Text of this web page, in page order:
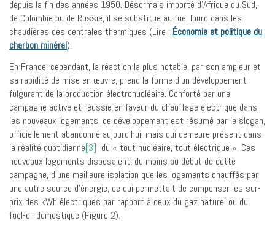
depuis la fin des années 1950. Désormais importé d’Afrique du Sud,
de Colombie ou de Russie, il se substitue au fuel lourd dans les
chaudières des centrales thermiques (Lire : Économie et politique du
charbon minéral).
En France, cependant, la réaction la plus notable, par son ampleur et
sa rapidité de mise en œuvre, prend la forme d’un développement
fulgurant de la production électronucléaire. Conforté par une
campagne active et réussie en faveur du chauffage électrique dans
les nouveaux logements, ce développement est résumé par le slogan,
officiellement abandonné aujourd’hui, mais qui demeure présent dans
la réalité quotidienne[3] du « tout nucléaire, tout électrique ». Ces
nouveaux logements disposaient, du moins au début de cette
campagne, d’une meilleure isolation que les logements chauffés par
une autre source d’énergie, ce qui permettait de compenser les sur-
prix des kWh électriques par rapport à ceux du gaz naturel ou du
fuel-oil domestique (Figure 2).